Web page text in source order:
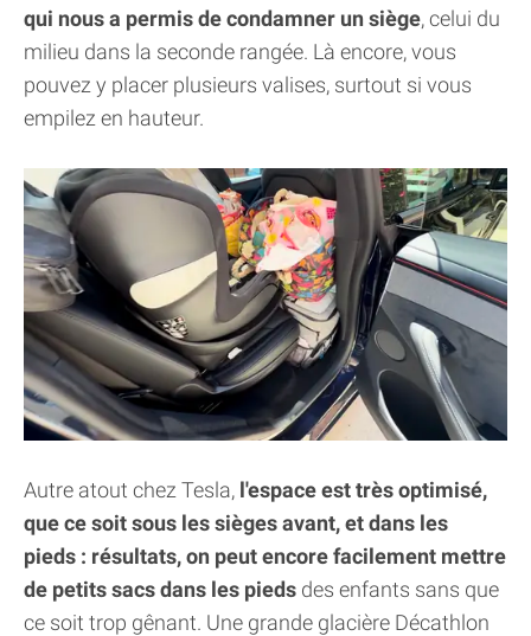
qui nous a permis de condamner un siège, celui du
milieu dans la seconde rangée. Là encore, vous
pouvez y placer plusieurs valises, surtout si vous
empilez en hauteur.
Autre atout chez Tesla, l'espace est très optimisé,
que ce soit sous les sièges avant, et dans les
pieds : résultats, on peut encore facilement mettre
de petits sacs dans les pieds des enfants sans que
ce soit trop gênant. Une grande glacière Décathlon